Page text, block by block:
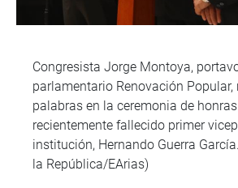
Congresista Jorge Montoya,
parlamentario Renovación Popular,
palabras en la ceremonia de
recientemente fallecido primer
institución, Hernando Guerra
la República/EArias)